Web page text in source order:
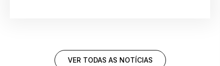
VER TODAS AS NOTÍCIAS